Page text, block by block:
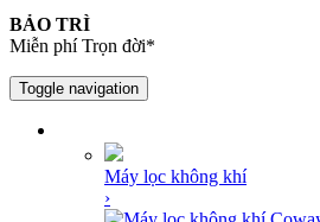
BẢO TRÌ
Miễn phí Trọn đời*
Toggle navigation
Máy lọc không khí
›